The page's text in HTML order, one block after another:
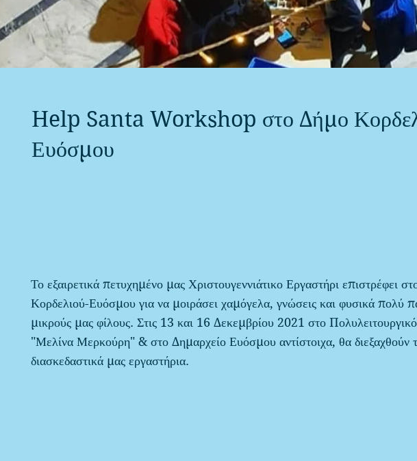
Help Santa Workshop στο Δήμο
Ευόσμου
Το εξαιρετικά πετυχημένο μας Χριστουγεννιάτικο Εργαστήρι επιστρέφει
Κορδελιού-Ευόσμου για να μοιράσει χαμόγελα, γνώσεις και φυσικά πολύ
μικρούς μας φίλους. Στις 13 και 16 Δεκεμβρίου 2021 στο
"Μελίνα Μερκούρη" & στο Δημαρχείο Ευόσμου αντίστοιχα, θα διεξαχθούν
διασκεδαστικά μας εργαστήρια.